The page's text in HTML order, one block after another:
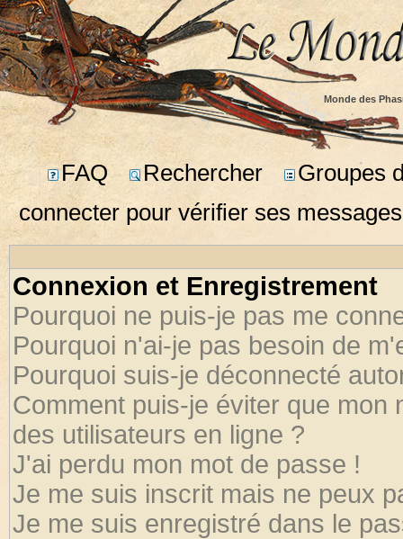
Monde des
FAQ Rechercher
Groupes
connecter pour vérifier ses
Connexion et Enregistrement
Pourquoi ne puis-je pas me
Pourquoi n'ai-je pas besoin de
Pourquoi suis-je déconnecté
Comment puis-je éviter que mon
des utilisateurs en ligne ?
J'ai perdu mon mot de passe !
Je me suis inscrit mais ne peux
Je me suis enregistré dans le